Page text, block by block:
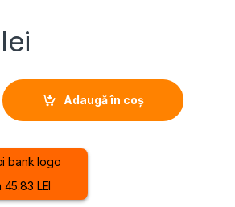
lei
HEINNER HFSC-S56E4HMWH,
Adaugă în coș
LEI